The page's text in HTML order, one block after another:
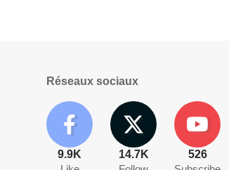
Réseaux sociaux
9.9K 14.7K 526